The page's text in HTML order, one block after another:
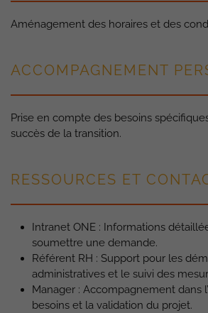
Aménagement des horaires et des
ACCOMPAGNEMENT
Prise en compte des besoins
succès de la transition.
RESSOURCES ET
Intranet ONE : Informations
soumettre une demande.
Référent RH : Support pour les
administratives et le suivi des
Manager : Accompagnement dans
besoins et la validation du projet.